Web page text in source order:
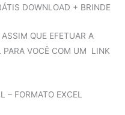
DOWNLOAD + BRINDE
QUE EFETUAR A
PARA VOCÊ COM UM LINK
– FORMATO EXCEL